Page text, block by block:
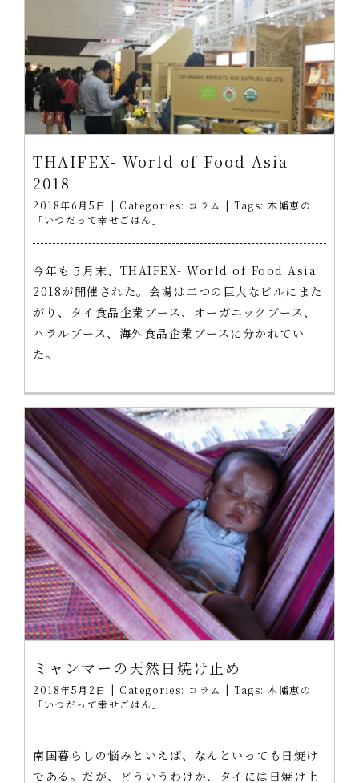
THAIFEX- World of Food Asia
2018
2018年6月5日 | Categories: コラム | Tags: 木幡恵の
「いつだって幸せごはん」
今年も５月末、THAIFEX- World of Food Asia
2018が開催された。会場は二つの巨大なビルにまた
がり、タイ食品企業ブース、オーガニックブース、
ハラルブース、海外食品企業ブースに分かれてい
た。
ミャンマーの天然日焼け止め
2018年5月2日 | Categories: コラム | Tags: 木幡恵の
「いつだって幸せごはん」
南国暮らしの悩みといえば、なんといっても日焼け
である。だが、どういうわけか、タイには日焼け止